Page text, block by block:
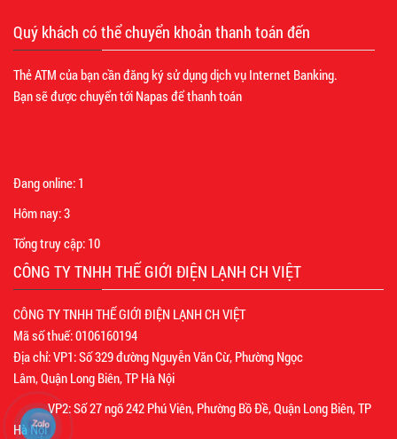
Quý khách có thể chuyển khoản thanh toán đến
Thẻ ATM của bạn cần đăng ký sử dụng dịch vụ Internet Banking.
Bạn sẽ được chuyển tới Napas để thanh toán
Đang online: 1
Hôm nay:3
Tổng truy cập: 10
CÔNG TY TNHH THẾ GIỚI ĐIỆN LẠNH CH VIỆT
CÔNG TY TNHH THẾ GIỚI ĐIỆN LẠNH CH VIỆT
Mã số thuế: 0106160194
Địa chỉ: VP1: Số 329 đường Nguyễn Văn Cừ, Phường Ngọc
Lâm, Quận Long Biên, TP Hà Nội
VP2: Số 27 ngõ 242 Phú Viên, Phường Bồ Đề, Quận Long Biên, TP
Hà Nội